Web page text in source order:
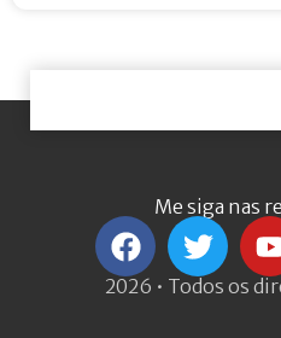
Me siga nas
2026 • Todos os